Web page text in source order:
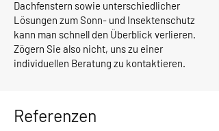
Dachfenstern sowie unterschiedlicher
Lösungen zum Sonn- und Insektenschutz
kann man schnell den Überblick verlieren.
Zögern Sie also nicht, uns zu einer
individuellen Beratung zu kontaktieren.
Referenzen